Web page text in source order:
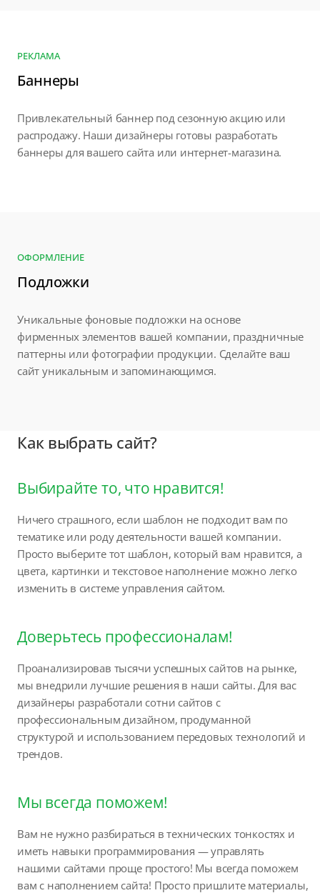
РЕКЛАМА
Баннеры
Привлекательный баннер под сезонную акцию или
распродажу. Наши дизайнеры готовы разработать
баннеры для вашего сайта или интернет-магазина.
ОФОРМЛЕНИЕ
Подложки
Уникальные фоновые подложки на основе
фирменных элементов вашей компании, праздничные
паттерны или фотографии продукции. Сделайте ваш
сайт уникальным и запоминающимся.
Как выбрать сайт?
Выбирайте то, что нравится!
Ничего страшного, если шаблон не подходит вам по
тематике или роду деятельности вашей компании.
Просто выберите тот шаблон, который вам нравится, а
цвета, картинки и текстовое наполнение можно легко
изменить в системе управления сайтом.
Доверьтесь профессионалам!
Проанализировав тысячи успешных сайтов на рынке,
мы внедрили лучшие решения в наши сайты. Для вас
дизайнеры разработали сотни сайтов с
профессиональным дизайном, продуманной
структурой и использованием передовых технологий и
трендов.
Мы всегда поможем!
Вам не нужно разбираться в технических тонкостях и
иметь навыки программирования — управлять
нашими сайтами проще простого! Мы всегда поможем
вам с наполнением сайта! Просто пришлите материалы,